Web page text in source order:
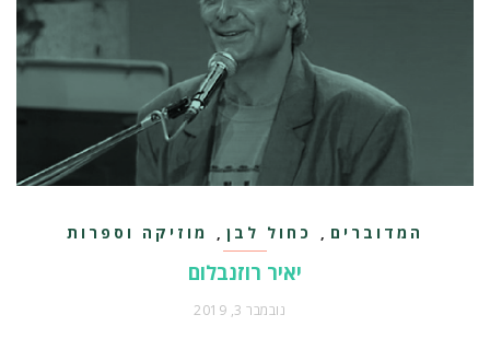
המדוברים , כחול לבן , מוזיקה וספרות
יאיר רוזנבלום
נובמבר 3, 2019